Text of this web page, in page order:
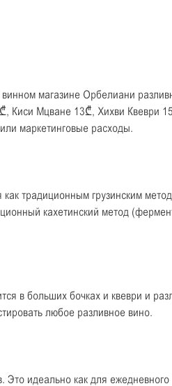
магазине Орбелиани
Киси Мцване 13₾, Хихви
маркетинговые расходы.
традиционным грузинским
кахетинский метод
в больших бочках и квеври и
любое разливное вино.
идеально как для